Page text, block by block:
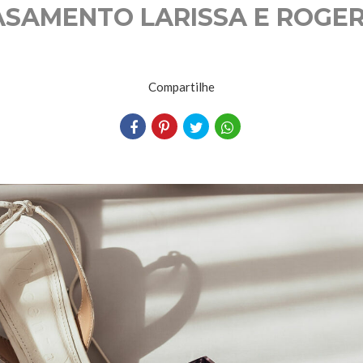
LARISSA E
Compartilhe